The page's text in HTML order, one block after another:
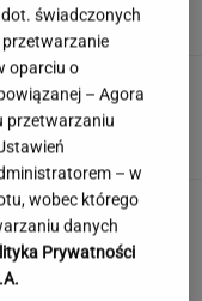
znać każdy.
błędów przed
O tym wiele osób
świadczonych
przetwarzanie
oparciu o
– Agora
przetwarzaniu
– w
wobec którego
danych
Prywatności